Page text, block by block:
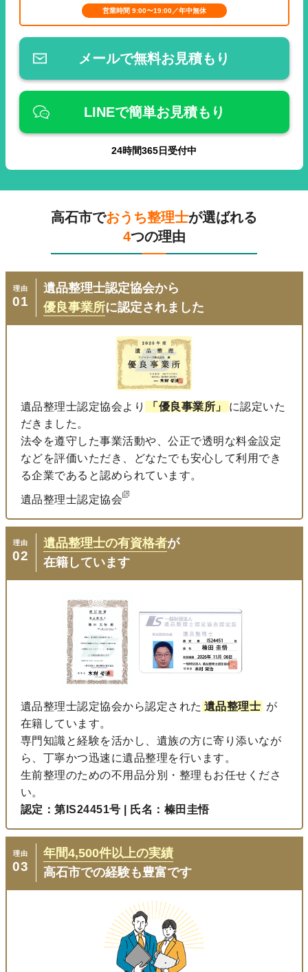
営業時間 9:00〜19:00／年中無休
メールで無料お見積もり
LINEで簡単お見積もり
24時間365日受付中
高石市でおうち整理士が選ばれる
4つの理由
理由
01
遺品整理士認定協会から
優良事業所に認定されました
遺品整理士認定協会より 「優良事業所」
に認定いた
だきました。
法令を遵守した事業活動や、公正で透明な料金設定
などを評価いただき、どなたでも安心して利用でき
る企業であると認められています。
遺品整理士認定協会
理由
02
遺品整理士の有資格者が
在籍しています
遺品整理士認定協会から認定された 遺品整理士 が
在籍しています。
専門知識と経験を活かし、遺族の方に寄り添いなが
ら、丁寧かつ迅速に遺品整理を行います。
生前整理のための不用品分別・整理もお任せくださ
い。
認定：第IS24451号 | 氏名：榛田圭悟
理由
03
年間4,500件以上の実績
高石市での経験も豊富です